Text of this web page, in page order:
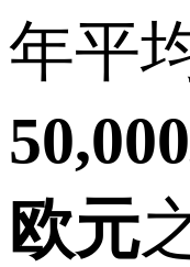
年平
欧元